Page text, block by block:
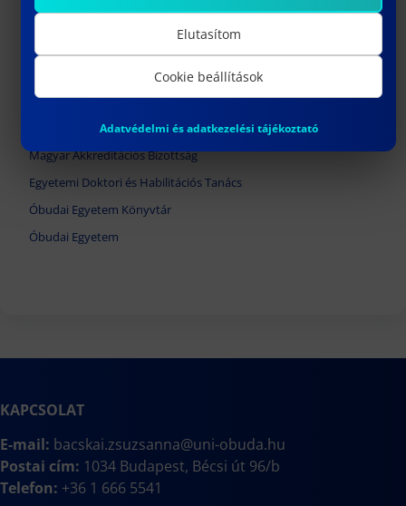
Szabályzatok
Strategic Engineering PhD program
Doktori Iskola Tanácsa
Országos Doktori Tanács
Magyar Akkreditációs Bizottság
Egyetemi Doktori és Habilitációs Tanács
Óbudai Egyetem Könyvtár
Óbudai Egyetem
KAPCSOLAT
E-mail: bacskai.zsuzsanna@uni-obuda.hu
Postai cím: 1034 Budapest, Bécsi út 96/b
Telefon: +36 1 666 5541
Elutasítom
Cookie beállítások
Adatvédelmi és adatkezelési tájékoztató